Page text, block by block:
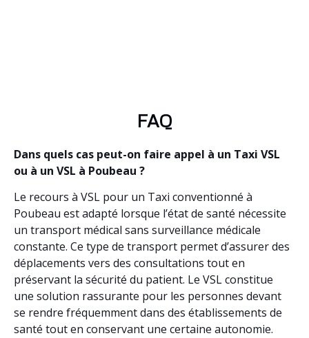
FAQ
Dans quels cas peut-on faire appel à un Taxi VSL
ou à un VSL à Poubeau ?
Le recours à VSL pour un Taxi conventionné à
Poubeau est adapté lorsque l’état de santé nécessite
un transport médical sans surveillance médicale
constante. Ce type de transport permet d’assurer des
déplacements vers des consultations tout en
préservant la sécurité du patient. Le VSL constitue
une solution rassurante pour les personnes devant
se rendre fréquemment dans des établissements de
santé tout en conservant une certaine autonomie.